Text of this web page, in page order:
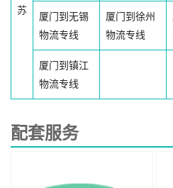
苏
厦门到无锡
物流专线
厦门到徐州
物流专线
厦门到镇江
物流专线
配套服务